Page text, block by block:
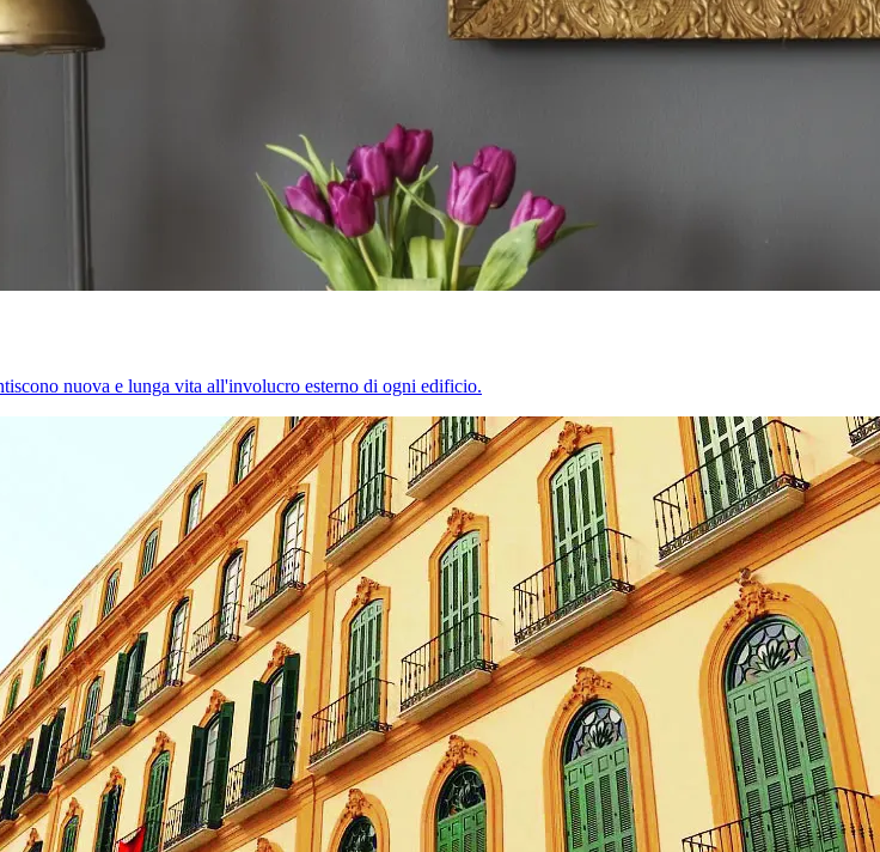
nuova e lunga vita all'involucro esterno di ogni edificio.